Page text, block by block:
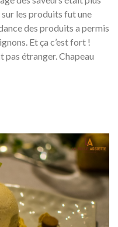
sur les produits fut une
des produits a permis
Et ça c’est fort !
pas étranger. Chapeau